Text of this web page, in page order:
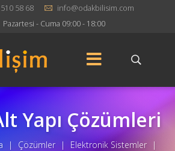
58 68
info@odakbilisim.com
Pazartesi - Cuma 09:00 - 18:00
Yapı Çözümleri
| Çözümler | Elektronik Sistemler
|